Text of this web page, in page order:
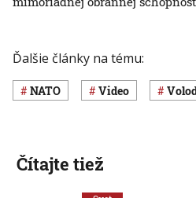
Ďalšie články na tému:
NATO Video
Čítajte tiež